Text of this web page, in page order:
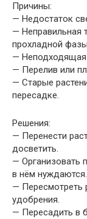
Причины:
— Недостаток
— Неправильная
прохладной
— Неподходящая
— Перелив или
— Старые
пересадке.
Решения:
— Перенести
досветить.
— Организовать
в нём нуждаются.
— Пересмотреть
удобрения.
— Пересадить в